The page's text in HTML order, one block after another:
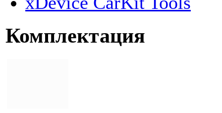
Комплектация